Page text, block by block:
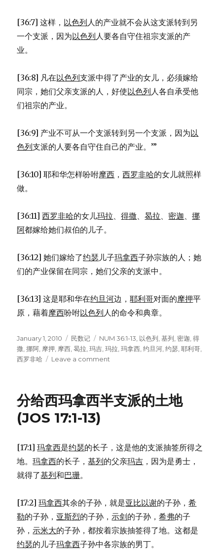
[36:7] 这样， 以色列人的产业就不会从这支派转到另
一个支派，因为以色列人要各自守住祖宗支派的产
业。
[36:8] 凡在以色列支派中得了产业的女儿，必须嫁给
同宗，她们父亲支派的人，好使以色列人各自承受他
们祖宗的产业。
[36:9] 产业不可从一个支派转到另一个支派，因为以
色列支派的人要各自守住自己的产业。’”
[36:10] 耶和华怎样吩咐摩西 ，西罗非哈的女儿就照样
做。
[36:11]西罗非哈的女儿玛拉、得撒、曷拉、 密迦、挪
阿都嫁给她们叔伯的儿子。
[36:12] 她们嫁给了约瑟 儿子玛拿西子孙宗族的人；她
们的产业保留在同宗，她们父亲的支派中。
[36:13] 这是耶和华在约旦河边，耶利哥对面的摩押平
原，藉着摩西吩咐以色列人的命令和典章。
Posted
on
January 1, 2010 Categories
民数记 Tags
NUM 36:1-13 以色列 ,基列 密迦 ,得
撒 ,挪阿 摩押 摩西 ,曷拉 ,玛吉 ,玛拉 ,玛拿西 ,约旦河 ,约瑟 ,耶利哥
西罗非哈
Leave a comment
人
例
(NUM
分给西玛拿西半支派的土地
(JOS 17:1-13)
[17:1]玛拿西是约瑟的长子，这是他的支派抽签所得之
地。玛拿西的长子，基列的父亲玛吉 ，因为是勇士，
就得了基列和巴珊。
[17:2]玛拿西其余的子孙，就是亚比以谢的子孙，希
勒的子孙， 亚斯烈的子孙，示剑的子孙，希弗的子
孙，示米大的子孙，都按着宗族抽签得了地。这都是
约瑟的儿子玛拿西子孙中各宗族的男丁。